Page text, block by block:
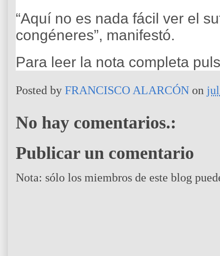
“Aquí no es nada fácil ver el
congéneres”, manifestó.
Para leer la nota completa
Posted by FRANCISCO ALARCÓN on
No hay comentarios.:
Publicar un comentario
Nota: sólo los miembros de este blog